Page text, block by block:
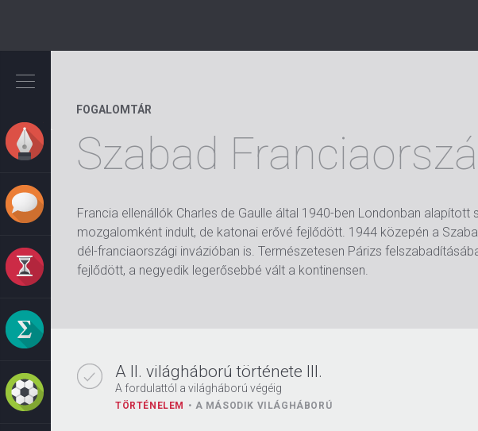
tartalomra
FOGALOMTÁR
Szabad
Francia ellenállók Charles de Gaulle által 1940-ben Londonban
mozgalomként indult, de katonai erővé fejlődött. 1944 közepén a
dél-franciaországi invázióban is. Természetesen Párizs
fejlődött, a negyedik legerősebbé vált a kontinensen.
A II. világháború története III.
A fordulattól a világháború végéig
TÖRTÉNELEM A MÁSODIK VILÁGHÁBORÚ